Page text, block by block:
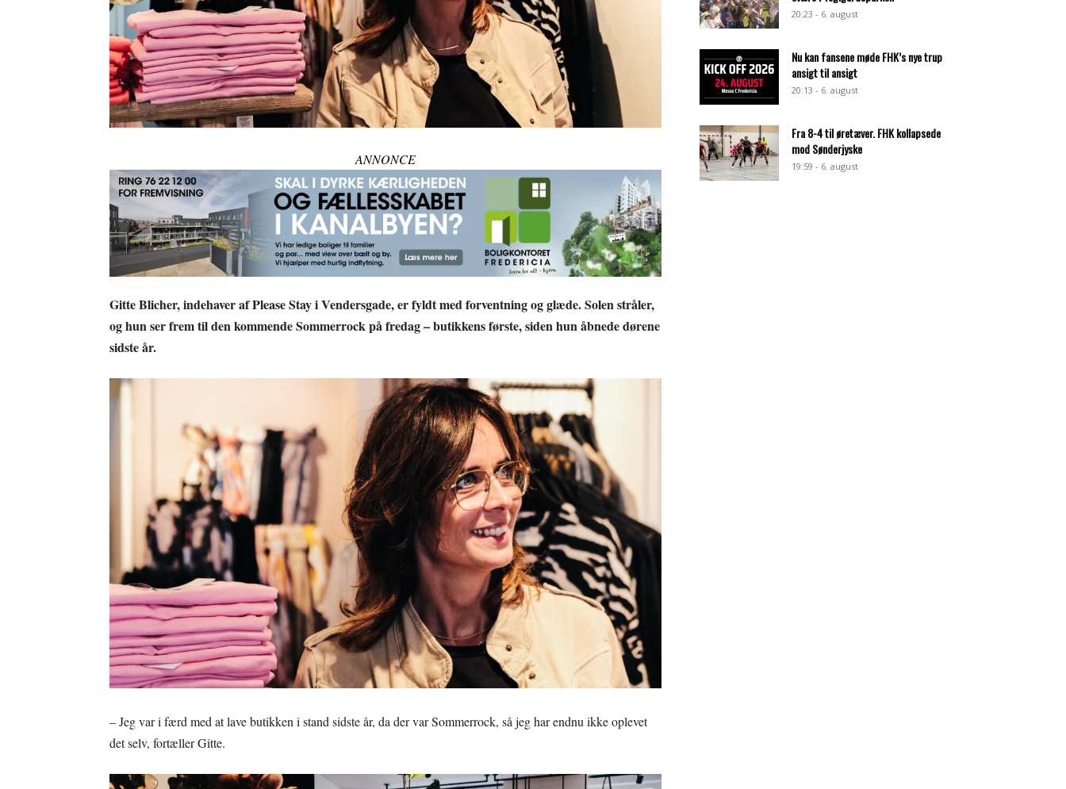
ANNONCE
Gitte Blicher, indehaver af Please Stay i Vendersgade, er fyldt med forventning og glæde. Solen stråler,
og hun ser frem til den kommende Sommerrock på fredag – butikkens første, siden hun åbnede dørene
sidste år.
– Jeg var i færd med at lave butikken i stand sidste år, da der var Sommerrock, så jeg har endnu ikke oplevet
det selv, fortæller Gitte.
20:23 - 6. august
Nu kan fansene møde FHK’s nye trup
ansigt til ansigt
20:13 - 6. august
Fra 8-4 til øretæver. FHK kollapsede
mod Sønderjyske
19:59 - 6. august